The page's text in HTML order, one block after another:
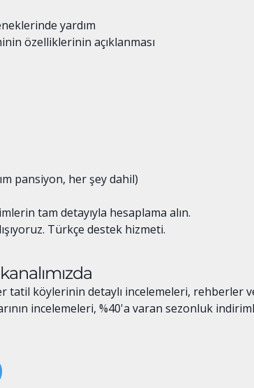
yardım
özelliklerinin açıklanması
pansiyon, her şey dahil)
tam detayıyla hesaplama alın.
Türkçe destek hizmeti.
tatil köylerinin detaylı incelemeleri,
incelemeleri, %40'a varan sezonluk